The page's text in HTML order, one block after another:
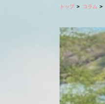
トップ コラム